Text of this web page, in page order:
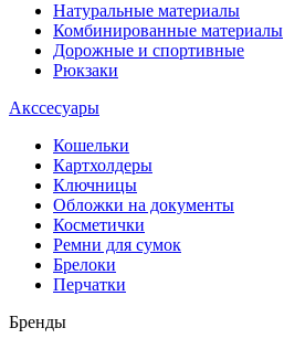
Натуральные материалы
Комбинированные материалы
Дорожные и спортивные
Рюкзаки
Акссесуары
Кошельки
Картхолдеры
Ключницы
Обложки на документы
Косметички
Ремни для сумок
Брелоки
Перчатки
Бренды